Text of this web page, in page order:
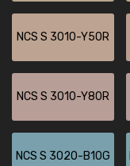
NCS S 3010-Y50R
NCS S 3010-Y80R
NCS S 3020-B10G